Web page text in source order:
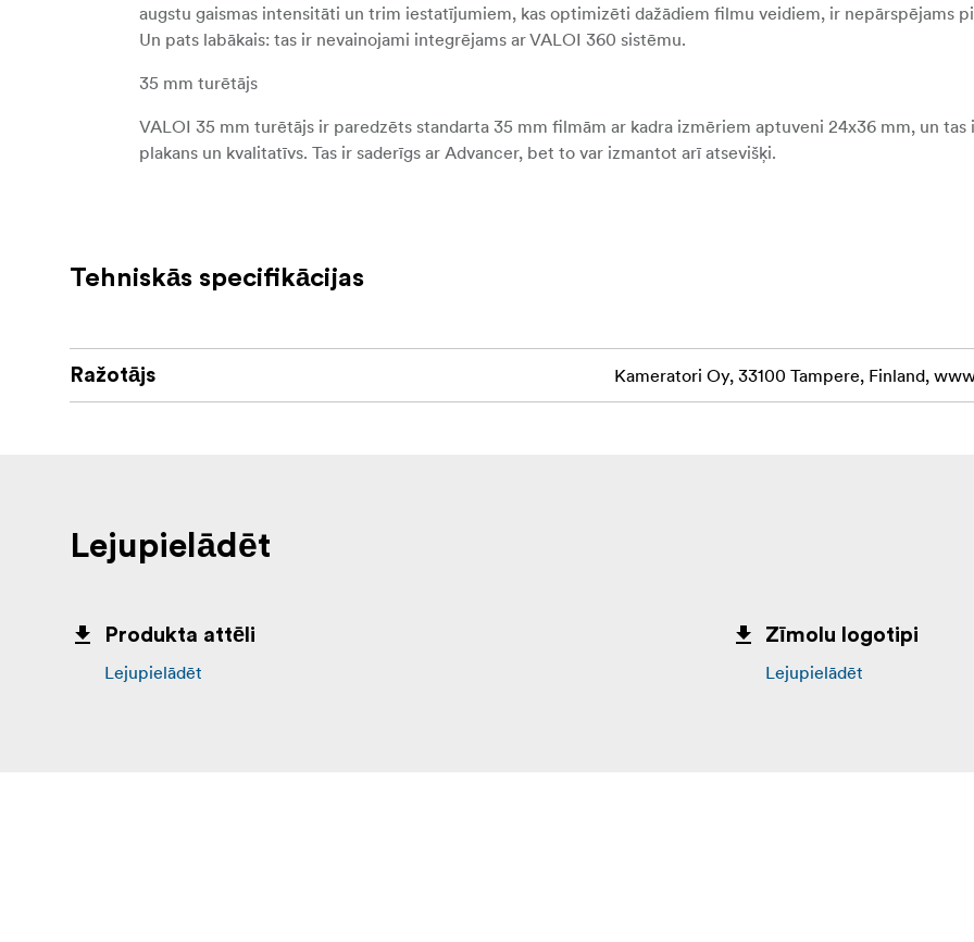
augstu gaismas intensitāti un trim iestatījumiem, kas optimizēti dažādiem filmu veidiem, ir nepārspējams
Un pats labākais: tas ir nevainojami integrējams ar VALOI 360 sistēmu.
35 mm turētājs
VALOI 35 mm turētājs ir paredzēts standarta 35 mm filmām ar kadra izmēriem aptuveni 24x36 mm, un tas
plakans un kvalitatīvs. Tas ir saderīgs ar Advancer, bet to var izmantot arī atsevišķi.
Tehniskās specifikācijas
Ražotājs Kameratori Oy, 33100 Tampere, Finland,
Lejupielādēt
Produkta attēli
Lejupielādēt
Zīmolu logotipi
Lejupielādēt